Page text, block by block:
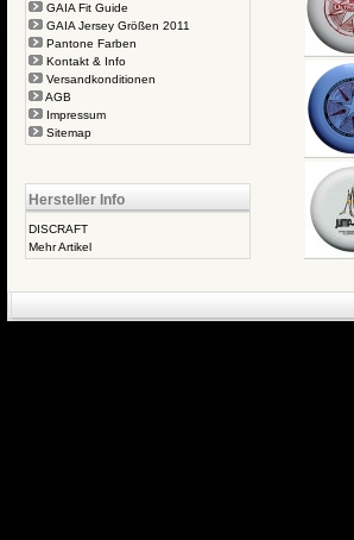
GAIA Fit Guide
GAIA Jersey Größen 2011
Pantone Farben
Kontakt & Info
Versandkonditionen
AGB
Impressum
Sitemap
Hersteller Info
DISCRAFT
Mehr Artikel